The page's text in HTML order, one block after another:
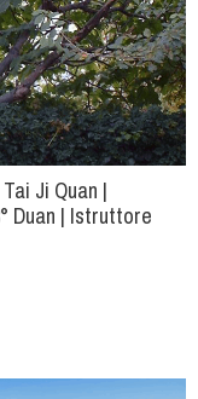
Ji Quan |
Duan | Istruttore